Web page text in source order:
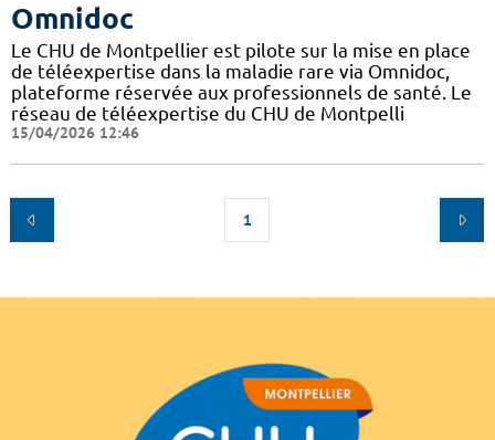
Omnidoc
Le CHU de Montpellier est pilote sur la mise en place
de téléexpertise dans la maladie rare via Omnidoc,
plateforme réservée aux professionnels de santé. Le
réseau de téléexpertise du CHU de Montpelli
15/04/2026 12:46
1